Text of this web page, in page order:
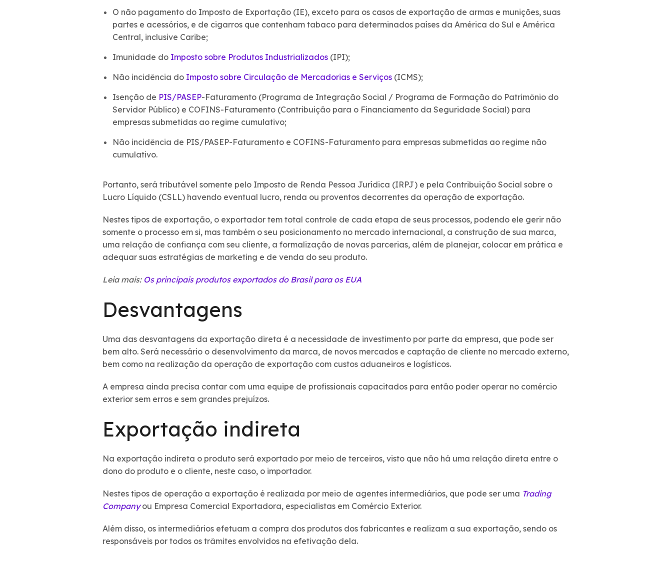
O não pagamento do Imposto de Exportação (IE), exceto para os casos de exportação de armas e munições, suas
partes e acessórios, e de cigarros que contenham tabaco para determinados países da América do Sul e América
Central, inclusive Caribe;
Imunidade do Imposto sobre Produtos Industrializados(IPI);
Não incidência do Imposto sobre Circulação de Mercadorias e Serviços(ICMS);
Isenção de PIS/PASEP-Faturamento (Programa de Integração Social / Programa de Formação do Patrimônio do
Servidor Público) e COFINS-Faturamento (Contribuição para o Financiamento da Seguridade Social) para
empresas submetidas ao regime cumulativo;
Não incidência de PIS/PASEP-Faturamento e COFINS-Faturamento para empresas submetidas ao regime não
cumulativo.
Portanto, será tributável somente pelo Imposto de Renda Pessoa Jurídica (IRPJ) e pela Contribuição Social sobre o
Lucro Líquido (CSLL) havendo eventual lucro, renda ou proventos decorrentes da operação de exportação.
Nestes tipos de exportação, o exportador tem total controle de cada etapa de seus processos, podendo ele gerir não
somente o processo em si, mas também o seu posicionamento no mercado internacional, a construção de sua marca,
uma relação de confiança com seu cliente, a formalização de novas parcerias, além de planejar, colocar em prática e
adequar suas estratégias de marketing e de venda do seu produto.
Leia mais: Os principais produtos exportados do Brasil para os EUA
Desvantagens
Uma das desvantagens da exportação direta é a necessidade de investimento por parte da empresa, que pode ser
bem alto. Será necessário o desenvolvimento da marca, de novos mercados e captação de cliente no mercado externo,
bem como na realização da operação de exportação com custos aduaneiros e logísticos.
A empresa ainda precisa contar com uma equipe de profissionais capacitados para então poder operar no comércio
exterior sem erros e sem grandes prejuízos.
Exportação indireta
Na exportação indireta o produto será exportado por meio de terceiros, visto que não há uma relação direta entre o
dono do produto e o cliente, neste caso, o importador.
Nestes tipos de operação a exportação é realizada por meio de agentes intermediários, que pode ser uma Trading
Companyou Empresa Comercial Exportadora, especialistas em Comércio Exterior.
Além disso, os intermediários efetuam a compra dos produtos dos fabricantes e realizam a sua exportação, sendo os
responsáveis por todos os trâmites envolvidos na efetivação dela.